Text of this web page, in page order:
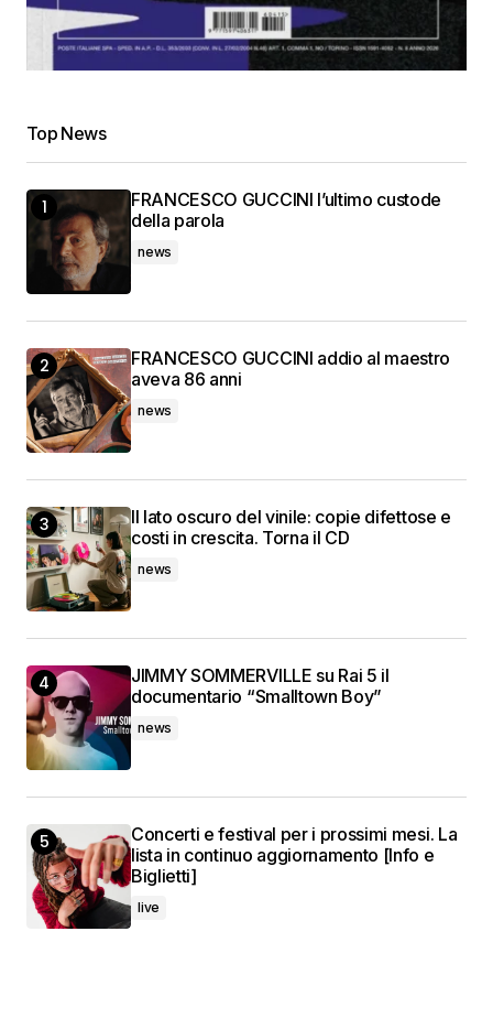
Top News
FRANCESCO GUCCINI l’ultimo custode
della parola
news
FRANCESCO GUCCINI addio al maestro
aveva 86 anni
news
Il lato oscuro del vinile: copie difettose e
costi in crescita. Torna il CD
news
JIMMY SOMMERVILLE su Rai 5 il
documentario “Smalltown Boy”
news
Concerti e festival per i prossimi mesi. La
lista in continuo aggiornamento [Info e
Biglietti]
live